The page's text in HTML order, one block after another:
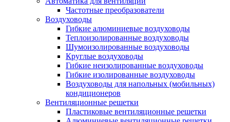
Частотные преобразователи
Воздуховоды
Гибкие алюминиевые воздуховоды
Теплоизолированные воздуховоды
Шумоизолированные воздуховоды
Круглые воздуховоды
Гибкие неизолированные воздуховоды
Гибкие изолированные воздуховоды
Воздуховоды для напольных (мобильных)
кондиционеров
Вентиляционные решетки
Пластиковые вентиляционные решетки